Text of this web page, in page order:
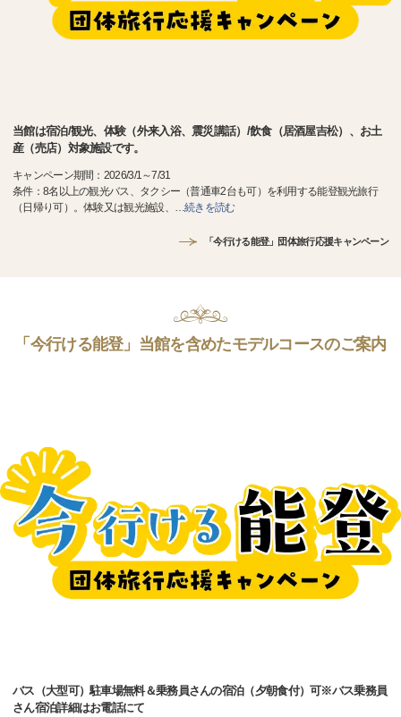
当館は宿泊/観光、体験（外来入浴、震災講話）/飲食（居酒屋吉松）、お土
産（売店）対象施設です。
キャンペーン期間：2026/3/1～7/31
条件：8名以上の観光バス、タクシー（普通車2台も可）を利用する能登観光旅行
（日帰り可）。体験又は観光施設、 …続きを読む
「今行ける能登」団体旅行応援キャンペーン
「今行ける能登」当館を含めたモデルコースのご案内
バス（大型可）駐車場無料＆乗務員さんの宿泊（夕朝食付）可※バス乗務員
さん宿泊詳細はお電話にて